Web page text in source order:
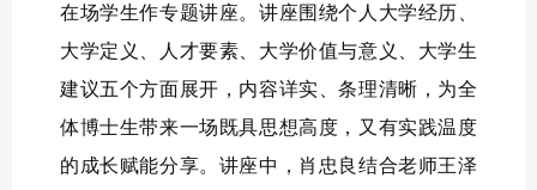
在场学生作专题讲座。讲座围绕个人大学经历、
大学定义、人才要素、大学价值与意义、大学生
建议五个方面展开，内容详实、条理清晰，为全
体博士生带来一场既具思想高度，又有实践温度
的成长赋能分享。讲座中，肖忠良结合老师王泽